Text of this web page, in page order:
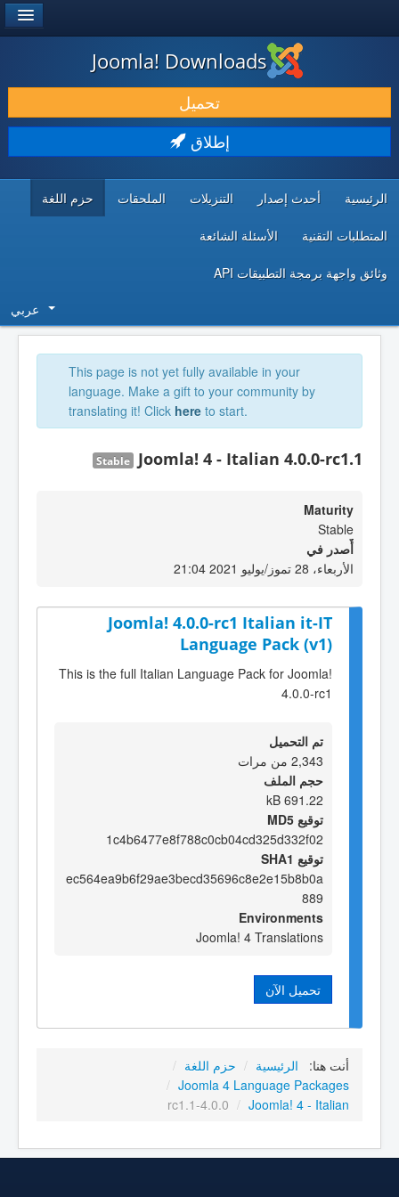
حمل & ومدد
اكتشف & تعلم
Joomla! Downloads
تحميل
إطلاق
الرئيسية أحدث إصدار التنزيلات الملحقات حزم اللغة
المتطلبات التقنية الأسئلة الشائعة
وثائق واجهة برمجة التطبيقات API
عربي
This page is not yet fully available in your
language. Make a gift to your community by
translating it! Click here to start.
Joomla! 4 - Italian 4.0.0-rc1.1
Stable
Maturity
Stable
أٌصدر في
الأربعاء، 28 تموز/يوليو 2021 21:04
Joomla! 4.0.0-rc1 Italian it-IT
Language Pack (v1)
This is the full Italian Language Pack for Joomla!
4.0.0-rc1
تم التحميل
2,343 من مرات
حجم الملف
691.22 kB
توقيع MD5
1c4b6477e8f788c0cb04cd325d332f02
توقيع SHA1
ec564ea9b6f29ae3becd35696c8e2e15b8b0a
889
Environments
Joomla! 4 Translations
تحميل الآن
أنت هنا: الرئيسية / حزم اللغة /
Joomla 4 Language Packages
/
Joomla! 4 - Italian
/
4.0.0-rc1.1